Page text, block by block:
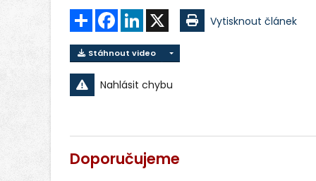
Sdílet FacebookLinkedIn Vytisknout článek
Stáhnout video
Nahlásit chybu
Doporučujeme